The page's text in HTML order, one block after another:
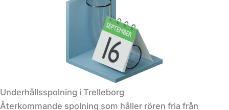
Underhållsspolning i Trelleborg
Återkommande spolning som håller rören fria från